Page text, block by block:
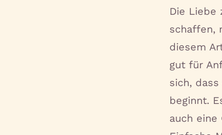
Die Liebe
schaffen,
diesem
gut für
sich,
beginnt.
auch eine